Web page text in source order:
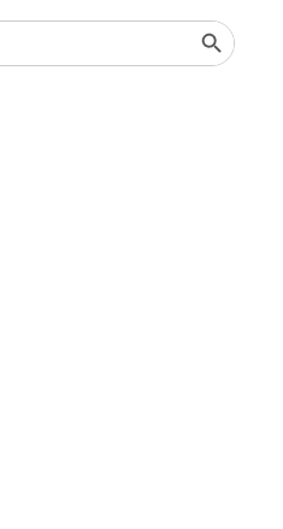
Search